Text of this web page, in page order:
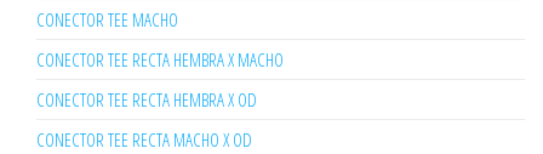
CONECTOR TEE MACHO
CONECTOR TEE RECTA HEMBRA X MACHO
CONECTOR TEE RECTA HEMBRA X OD
CONECTOR TEE RECTA MACHO X OD